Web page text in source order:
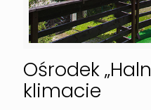
Ośrodek
klimacie